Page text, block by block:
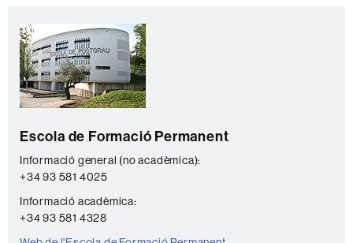
complementària
C
o
n
t
c
t
e
Escola de Formació Permanent
Informació general (no acadèmica):
+34 93 581 4025
Informació acadèmica:
+34 93 581 4328